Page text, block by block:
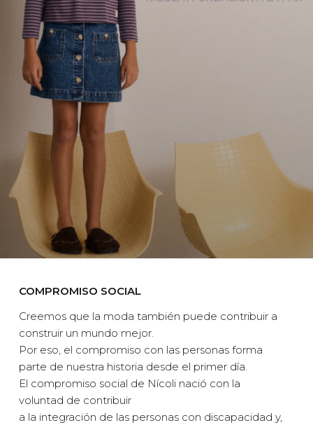
COMPROMISO SOCIAL
Creemos que la moda también puede contribuir a
construir un mundo mejor.
Por eso, el compromiso con las personas forma
parte de nuestra historia desde el primer día.
El compromiso social de Nícoli nació con la
voluntad de contribuir
a la integración de las personas con discapacidad y,